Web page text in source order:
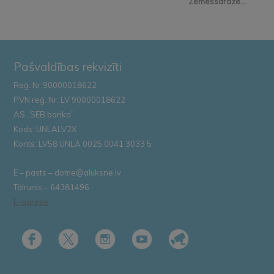
Pašvaldības rekvizīti
Reģ. Nr.90000018622
PVN reģ. Nr. LV 90000018622
AS „SEB banka”
Kods: UNLALV2X
Konts: LV58 UNLA 0025 0041 3033 5
E – pasts – dome@aluksne.lv
Tālrunis – 64381496
E-adrese